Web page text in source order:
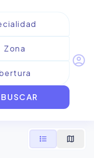
BUSCAR
account_circle
format_list_bulleted map